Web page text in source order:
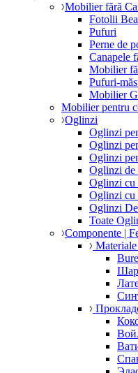
Mobilier fără
Fotolii
Pufuri
Perne de
Canapele
Mobilier
Pufuri-
Mobilier
Mobilier pentru
Oglinzi
Oglinzi
Oglinzi
Oglinzi
Oglinzi de
Oglinzi
Oglinzi cu
Oglinzi
Toate
Componente |